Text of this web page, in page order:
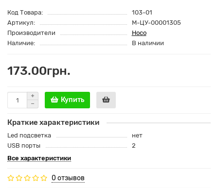
Код Товара:
103-01
Артикул:
M-ЦУ-00001305
Производители
Hoco
Наличие:
В наличии
173.00грн.
Купить
Краткие характеристики
Led подсветка
нет
USB порты
2
Все характеристики
0 отзывов